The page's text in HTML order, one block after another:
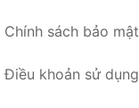
Chính sách bảo mật
Điều khoản sử dụng